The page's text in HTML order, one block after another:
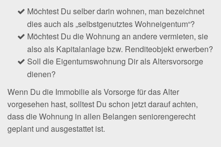
Möchtest Du selber darin wohnen, man bezeichnet
dies auch als „selbstgenutztes Wohneigentum“?
Möchtest Du die Wohnung an andere vermieten, sie
also als Kapitalanlage bzw. Renditeobjekt erwerben?
Soll die Eigentumswohnung Dir als Altersvorsorge
dienen?
Wenn Du die Immobilie als Vorsorge für das Alter
vorgesehen hast, solltest Du schon jetzt darauf achten,
dass die Wohnung in allen Belangen seniorengerecht
geplant und ausgestattet ist.